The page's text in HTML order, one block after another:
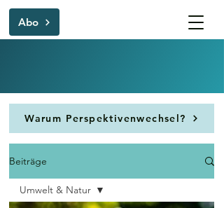
Abo
Warum Perspektivenwechsel?
Beiträge
Umwelt & Natur